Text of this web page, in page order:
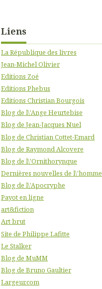
Liens
La République des livres
Jean-Michel Olivier
Editions Zoé
Editions Phebus
Editions Christian Bourgois
Blog de l\'Ange Heurtebise
Blog de Jean-Jacques Nuel
Blog de Christian Cottet-Emard
Blog de Raymond Alcovere
Blog de l\'Ornithorynque
Dernières nouvelles de l\'homme
Blog de l\'Apocryphe
Payot en ligne
art&fiction
Art brut
Site de Philippe Lafitte
Le Stalker
Blog de MuMM
Blog de Bruno Gaultier
Largeur.com